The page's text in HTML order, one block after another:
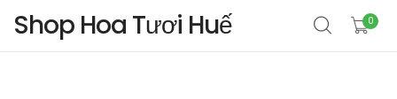
Shop Hoa Tươi Huế 0